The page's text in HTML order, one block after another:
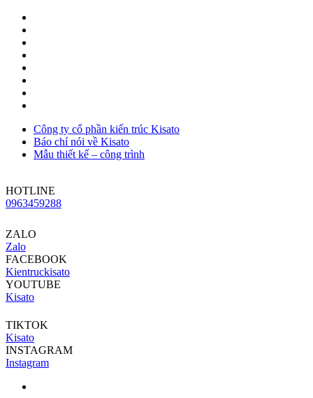
Công ty cổ phần kiến trúc Kisato
Báo chí nói về Kisato
Mẫu thiết kế – công trình
HOTLINE
0963459288
ZALO
Zalo
FACEBOOK
Kientruckisato
YOUTUBE
Kisato
TIKTOK
Kisato
INSTAGRAM
Instagram